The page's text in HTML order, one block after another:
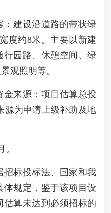
建设沿道路的带状绿
度约8米。主要以新建
行园路、休憩空间、绿
观照明等。
来源：项目估算总投
源为申请上级补助及地
。
招标投标法、国家和我
体规定，鉴于该项目设
估算未达到必须招标的